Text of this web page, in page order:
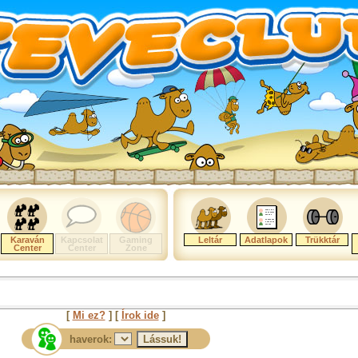
Karaván
Center
Kapcsolat
Center
Gaming
Zone
Leltár Adatlapok Trükktár
[ Mi ez?] [ Írok ide]
haverok: